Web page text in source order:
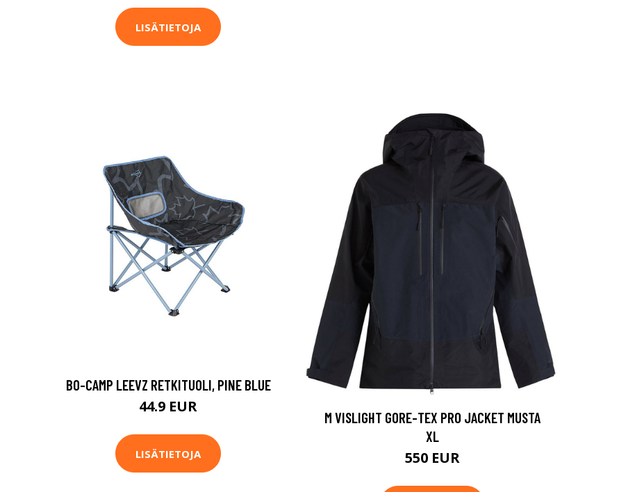
LISÄTIETOJA
BO-CAMP LEEVZ RETKITUOLI, PINE BLUE
44.9 EUR
LISÄTIETOJA
M VISLIGHT GORE-TEX PRO JACKET MUSTA
XL
550 EUR